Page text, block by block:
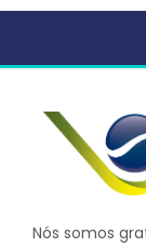
Nós somos